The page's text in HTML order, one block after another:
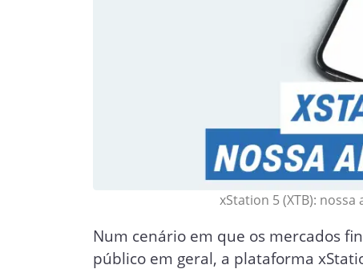
xStation 5 (XTB):
Num cenário em que os mercados
público em geral, a plataforma